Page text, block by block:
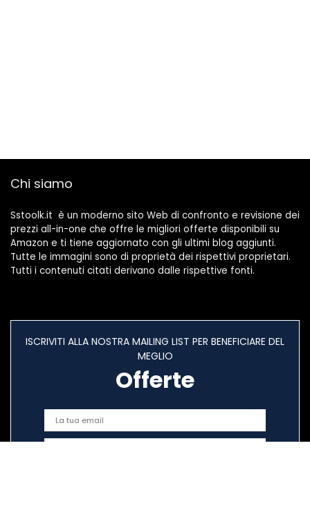
Chi siamo
Sstoolk.it è un moderno sito Web di confronto e revisione dei
prezzi all-in-one che offre le migliori offerte disponibili su
Amazon e ti tiene aggiornato con gli ultimi blog aggiunti.
Tutte le immagini sono di proprietà dei rispettivi proprietari.
Tutti i contenuti citati derivano dalle rispettive fonti.
ISCRIVITI ALLA NOSTRA MAILING LIST PER BENEFICIARE DEL
MEGLIO
Offerte